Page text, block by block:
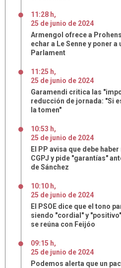
11:28 h,
25 de junio de 2024
Armengol ofrece a
echar a Le Senne y poner
Parlament
11:25 h,
25 de junio de 2024
Garamendi critica las
reducción de jornada: "Si
la tomen"
10:53 h,
25 de junio de 2024
El PP avisa que debe
CGPJ y pide "garantías"
de Sánchez
10:10 h,
25 de junio de 2024
El PSOE dice que el tono
siendo "cordial" y
se reúna con Feijóo
09:15 h,
25 de junio de 2024
Podemos alerta que un